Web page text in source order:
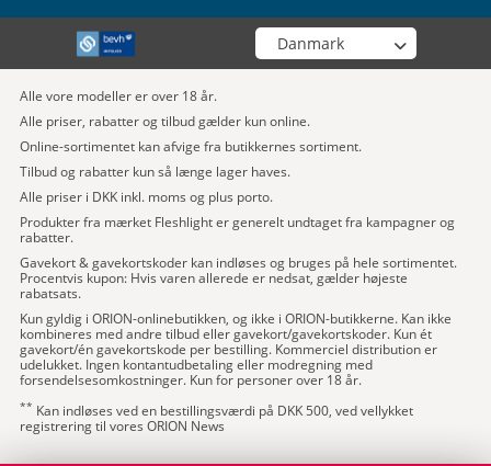
Vælg din butik
Alle vore modeller er over 18 år.
Alle priser, rabatter og tilbud gælder kun online.
Online-sortimentet kan afvige fra butikkernes sortiment.
Tilbud og rabatter kun så længe lager haves.
Alle priser i DKK inkl. moms og plus porto.
Produkter fra mærket Fleshlight er generelt undtaget fra kampagner og
rabatter.
Gavekort & gavekortskoder kan indløses og bruges på hele sortimentet.
Procentvis kupon: Hvis varen allerede er nedsat, gælder højeste
rabatsats.
Kun gyldig i ORION-onlinebutikken, og ikke i ORION-butikkerne. Kan ikke
kombineres med andre tilbud eller gavekort/gavekortskoder. Kun ét
gavekort/én gavekortskode per bestilling. Kommerciel distribution er
udelukket. Ingen kontantudbetaling eller modregning med
forsendelsesomkostninger. Kun for personer over 18 år.
** Kan indløses ved en bestillingsværdi på DKK 500, ved vellykket
registrering til vores ORION News